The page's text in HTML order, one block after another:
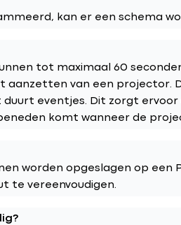
kan er een schema
tot maximaal 60
aanzetten van een projector.
duurt eventjes. Dit zorgt
komt wanneer de
worden opgeslagen op een
te vereenvoudigen.